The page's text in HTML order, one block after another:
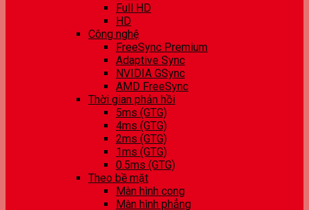
Full HD
HD
Công nghệ
FreeSync Premium
Adaptive Sync
NVIDIA GSync
AMD FreeSync
Thời gian phản hồi
5ms (GTG)
4ms (GTG)
2ms (GTG)
1ms (GTG)
0.5ms (GTG)
Theo bề mặt
Màn hình cong
Màn hình phẳng